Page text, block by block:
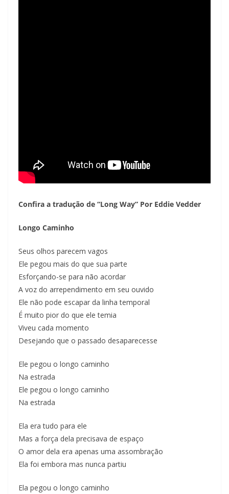
Confira a tradução de “Long Way” Por Eddie Vedder
Longo Caminho
Seus olhos parecem vagos
Ele pegou mais do que sua parte
Esforçando-se para não acordar
A voz do arrependimento em seu ouvido
Ele não pode escapar da linha temporal
É muito pior do que ele temia
Viveu cada momento
Desejando que o passado desaparecesse
Ele pegou o longo caminho
Na estrada
Ele pegou o longo caminho
Na estrada
Ela era tudo para ele
Mas a força dela precisava de espaço
O amor dela era apenas uma assombração
Ela foi embora mas nunca partiu
Ela pegou o longo caminho